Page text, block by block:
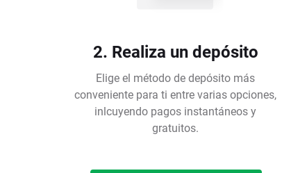
2. Realiza un depósito
Elige el método de depósito más
conveniente para ti entre varias opciones,
inlcuyendo pagos instantáneos y
gratuitos.